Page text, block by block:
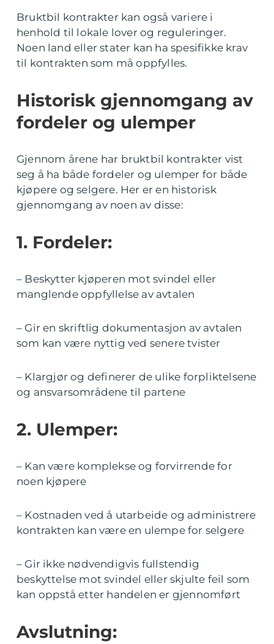
Bruktbil kontrakter kan også variere i
henhold til lokale lover og reguleringer.
Noen land eller stater kan ha spesifikke krav
til kontrakten som må oppfylles.
Historisk gjennomgang av
fordeler og ulemper
Gjennom årene har bruktbil kontrakter vist
seg å ha både fordeler og ulemper for både
kjøpere og selgere. Her er en historisk
gjennomgang av noen av disse:
1. Fordeler:
– Beskytter kjøperen mot svindel eller
manglende oppfyllelse av avtalen
– Gir en skriftlig dokumentasjon av avtalen
som kan være nyttig ved senere tvister
– Klargjør og definerer de ulike forpliktelsene
og ansvarsområdene til partene
2. Ulemper:
– Kan være komplekse og forvirrende for
noen kjøpere
– Kostnaden ved å utarbeide og administrere
kontrakten kan være en ulempe for selgere
– Gir ikke nødvendigvis fullstendig
beskyttelse mot svindel eller skjulte feil som
kan oppstå etter handelen er gjennomført
Avslutning: